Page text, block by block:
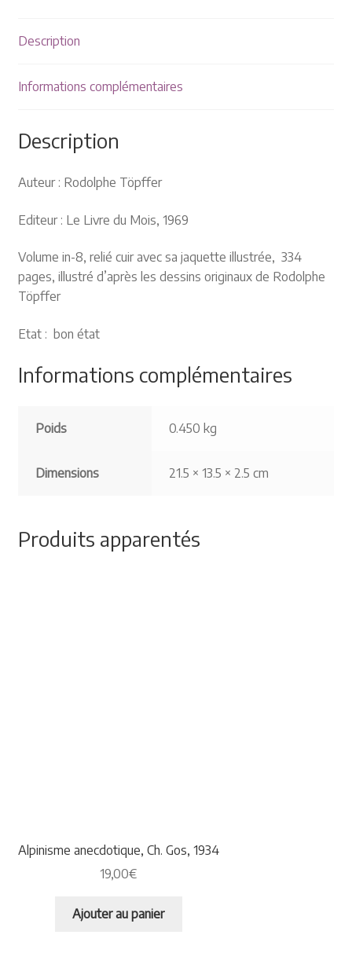
Description
Informations complémentaires
Description
Auteur : Rodolphe Töpffer
Editeur : Le Livre du Mois, 1969
Volume in-8, relié cuir avec sa jaquette illustrée, 334
pages, illustré d’après les dessins originaux de Rodolphe
Töpffer
Etat : bon état
Informations complémentaires
Poids 0.450 kg
Dimensions 21.5 × 13.5 × 2.5 cm
Produits apparentés
Alpinisme anecdotique, Ch. Gos, 1934
19,00€
Ajouter au panier